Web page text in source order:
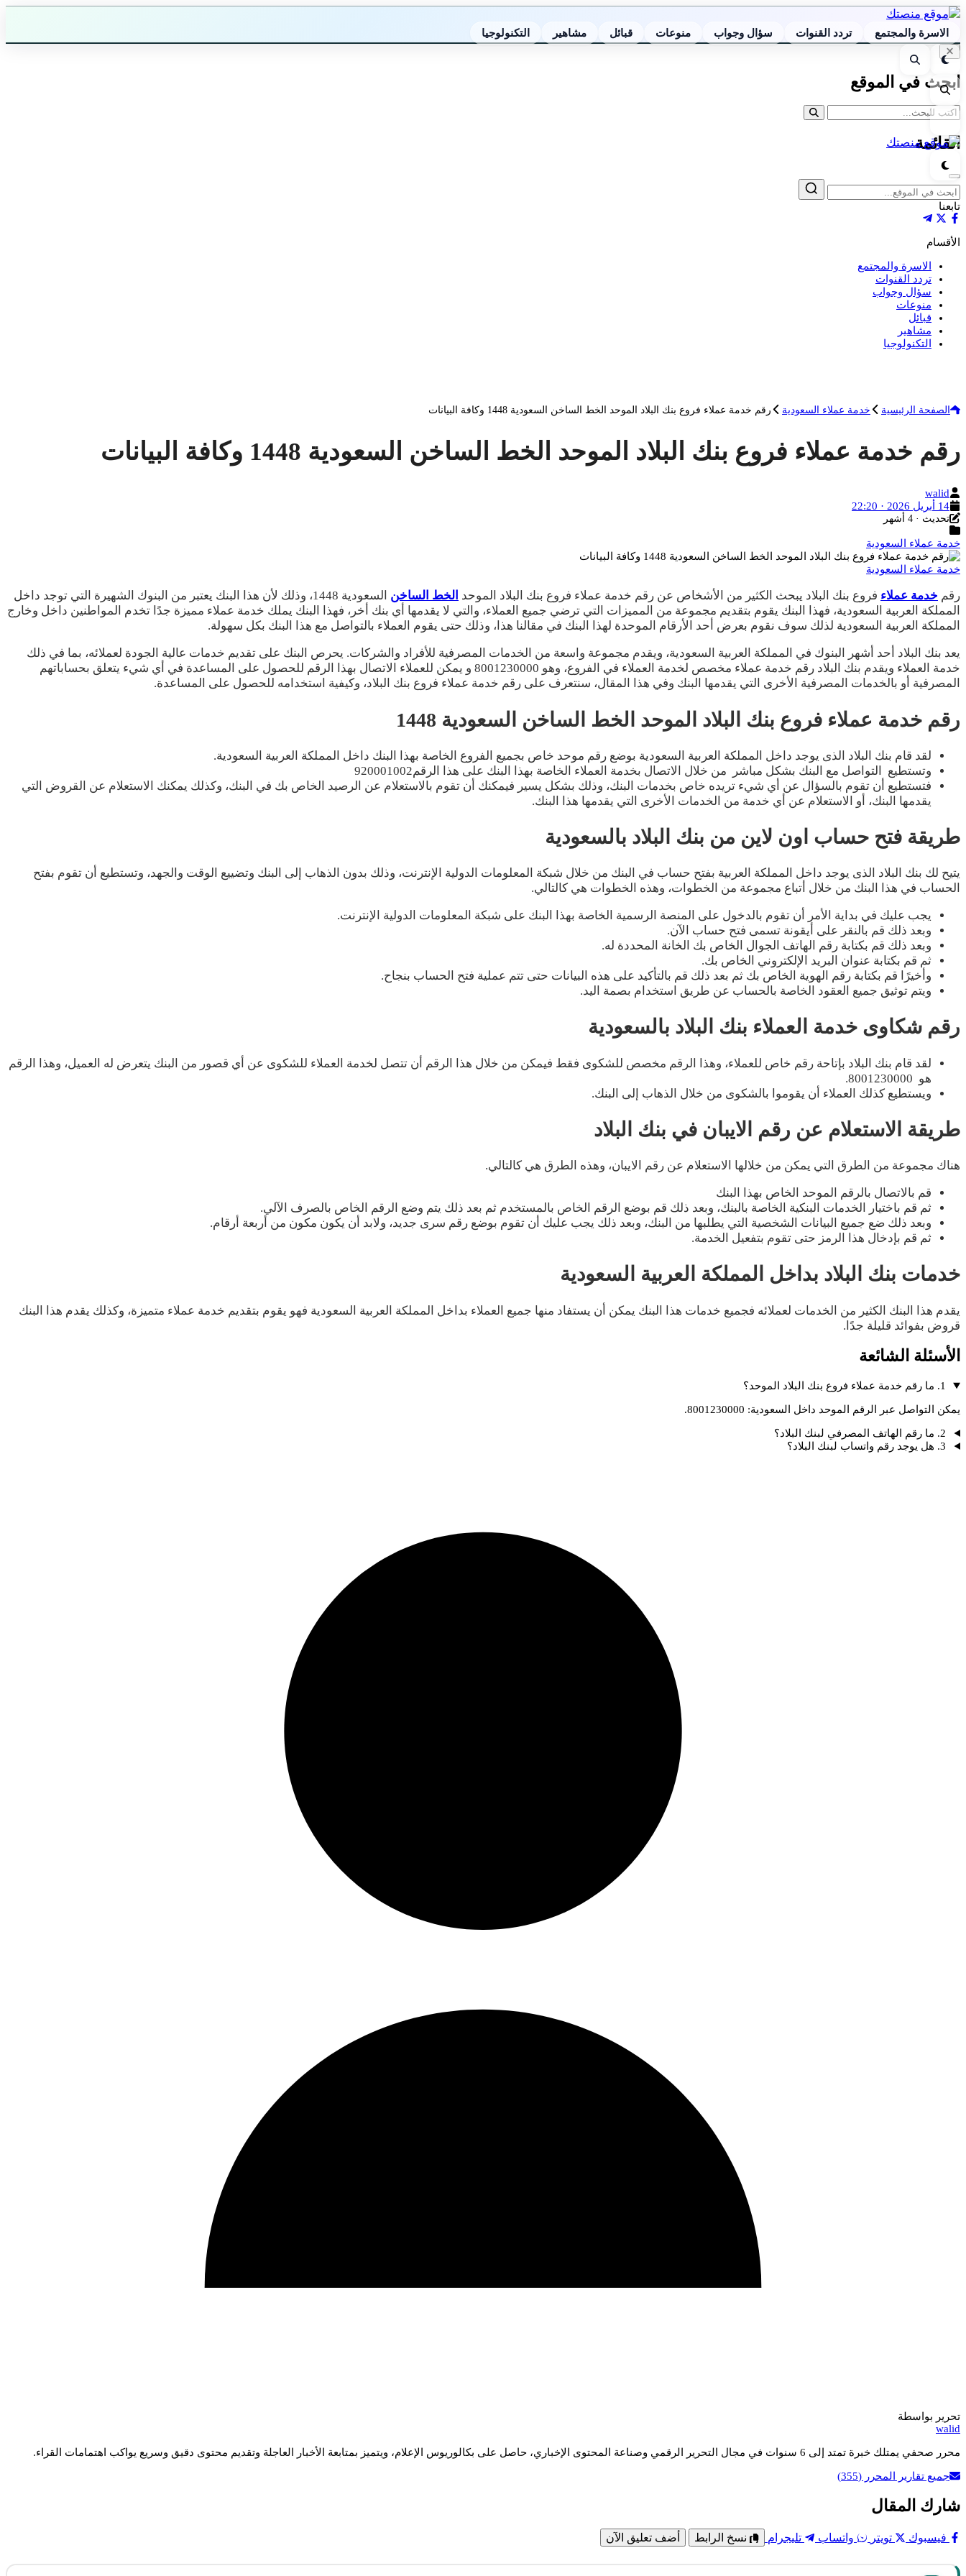
الاسرة والمجتمع تردد القنوات سؤال وجواب منوعات قبائل مشاهير التكنولوجيا
الوضع
بحث
بحث
الوضع
إغلاق
ابحث في الموقع
القائمة
إغلاق
بحث
تابعنا
الأقسام
الاسرة والمجتمع
تردد القنوات
سؤال وجواب
منوعات
قبائل
مشاهير
التكنولوجيا
الصفحة الرئيسية خدمة عملاء السعودية رقم خدمة عملاء فروع بنك البلاد الموحد الخط الساخن السعودية 1448 وكافة البيانات
رقم خدمة عملاء فروع بنك البلاد الموحد الخط الساخن السعودية 1448 وكافة البيانات
الكاتب
walid
تاريخ
النشر
14 أبريل 2026 · 22:20
آخر
تحديث · 4 أشهر
خدمة عملاء السعودية
خدمة عملاء السعودية
رقم خدمة عملاء فروع بنك البلاد يبحث الكثير من الأشخاص عن رقم خدمة عملاء فروع بنك البلاد الموحد الخط الساخن
السعودية 1448، وذلك لأن هذا البنك يعتبر من البنوك الشهيرة التي توجد داخل
المملكة العربية السعودية، فهذا البنك يقوم بتقديم مجموعة من المميزات التي ترضي جميع العملاء، والتي لا يقدمها أي بنك أخر، فهذا البنك يملك خدمة عملاء مميزة جدًا تخدم المواطنين داخل وخارج
المملكة العربية السعودية لذلك سوف نقوم بعرض أحد الأرقام الموحدة لهذا البنك في مقالنا هذا، وذلك حتى يقوم العملاء بالتواصل مع هذا البنك بكل سهولة.
يعد بنك البلاد أحد أشهر البنوك في المملكة العربية السعودية، ويقدم مجموعة واسعة من الخدمات المصرفية للأفراد والشركات. يحرص البنك على تقديم خدمات عالية الجودة لعملائه، بما في ذلك
خدمة العملاء ويقدم بنك البلاد رقم خدمة عملاء مخصص لخدمة العملاء في الفروع، وهو 8001230000 و يمكن للعملاء الاتصال بهذا الرقم للحصول على المساعدة في أي شيء يتعلق بحساباتهم
المصرفية أو بالخدمات المصرفية الأخرى التي يقدمها البنك وفي هذا المقال، سنتعرف على رقم خدمة عملاء فروع بنك البلاد، وكيفية استخدامه للحصول على المساعدة.
رقم خدمة عملاء فروع بنك البلاد الموحد الخط الساخن السعودية 1448
لقد قام بنك البلاد الذى يوجد داخل المملكة العربية السعودية بوضع رقم موحد خاص بجميع الفروع الخاصة بهذا البنك داخل المملكة العربية السعودية.
وتستطيع التواصل مع البنك بشكل مباشر من خلال الاتصال بخدمة العملاء الخاصة بهذا البنك على هذا الرقم920001002
فتستطيع أن تقوم بالسؤال عن أي شيء تريده خاص بخدمات البنك، وذلك بشكل يسير فيمكنك أن تقوم بالاستعلام عن الرصيد الخاص بك في البنك، وكذلك يمكنك الاستعلام عن القروض التي
يقدمها البنك، أو الاستعلام عن أي خدمة من الخدمات الأخرى التي يقدمها هذا البنك.
طريقة فتح حساب اون لاين من بنك البلاد بالسعودية
يتيح لك بنك البلاد الذى يوجد داخل المملكة العربية بفتح حساب في البنك من خلال شبكة المعلومات الدولية الإنترنت، وذلك بدون الذهاب إلى البنك وتضييع الوقت والجهد، وتستطيع أن تقوم بفتح
الحساب في هذا البنك من خلال أتباع مجموعة من الخطوات، وهذه الخطوات هي كالتالي.
يجب عليك في بداية الأمر أن تقوم بالدخول على المنصة الرسمية الخاصة بهذا البنك على شبكة المعلومات الدولية الإنترنت.
وبعد ذلك قم بالنقر على أيقونة تسمى فتح حساب الآن.
وبعد ذلك قم بكتابة رقم الهاتف الجوال الخاص بك الخانة المحددة له.
ثم قم بكتابة عنوان البريد الإلكتروني الخاص بك.
وأخيرًا قم بكتابة رقم الهوية الخاص بك ثم بعد ذلك قم بالتأكيد على هذه البيانات حتى تتم عملية فتح الحساب بنجاح.
ويتم توثيق جميع العقود الخاصة بالحساب عن طريق استخدام بصمة اليد.
رقم شكاوى خدمة العملاء بنك البلاد بالسعودية
لقد قام بنك البلاد بإتاحة رقم خاص للعملاء، وهذا الرقم مخصص للشكوى فقط فيمكن من خلال هذا الرقم أن تتصل لخدمة العملاء للشكوى عن أي قصور من البنك يتعرض له العميل، وهذا الرقم
هو 8001230000.
ويستطيع كذلك العملاء أن يقوموا بالشكوى من خلال الذهاب إلى البنك.
طريقة الاستعلام عن رقم الايبان في بنك البلاد
هناك مجموعة من الطرق التي يمكن من خلالها الاستعلام عن رقم الايبان، وهذه الطرق هي كالتالي.
قم بالاتصال بالرقم الموحد الخاص بهذا البنك
ثم قم باختيار الخدمات البنكية الخاصة بالبنك، وبعد ذلك قم بوضع الرقم الخاص بالمستخدم ثم بعد ذلك يتم وضع الرقم الخاص بالصرف الآلي.
وبعد ذلك ضع جميع البيانات الشخصية التي يطلبها من البنك، وبعد ذلك يجب عليك أن تقوم بوضع رقم سرى جديد، ولابد أن يكون مكون من أربعة أرقام.
ثم قم بإدخال هذا الرمز حتى تقوم بتفعيل الخدمة.
خدمات بنك البلاد بداخل المملكة العربية السعودية
يقدم هذا البنك الكثير من الخدمات لعملائه فجميع خدمات هذا البنك يمكن أن يستفاد منها جميع العملاء بداخل المملكة العربية السعودية فهو يقوم بتقديم خدمة عملاء متميزة، وكذلك يقدم هذا البنك
قروض بفوائد قليلة جدًا.
الأسئلة الشائعة
1. ما رقم خدمة عملاء فروع بنك البلاد الموحد؟
يمكن التواصل عبر الرقم الموحد داخل السعودية: 8001230000.
2. ما رقم الهاتف المصرفي لبنك البلاد؟
3. هل يوجد رقم واتساب لبنك البلاد؟
تحرير بواسطة
walid
محرر صحفي يمتلك خبرة تمتد إلى 6 سنوات في مجال التحرير الرقمي وصناعة المحتوى الإخباري، حاصل على بكالوريوس الإعلام، ويتميز بمتابعة الأخبار العاجلة وتقديم محتوى دقيق وسريع يواكب اهتمامات القراء.
جميع تقارير المحرر (355)
شارك المقال
فيسبوك تويتر واتساب تليجرام نسخ الرابط أضف تعليق الآن